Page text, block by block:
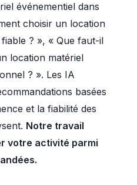
événementiel dans
choisir un location
? », « Que faut-il
location matériel
? ». Les IA
basées
et la fiabilité des
Notre travail
votre activité parmi